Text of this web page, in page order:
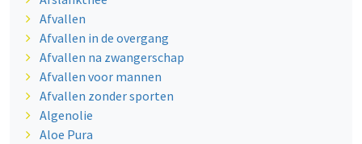
Afvallen
Afvallen in de overgang
Afvallen na zwangerschap
Afvallen voor mannen
Afvallen zonder sporten
Algenolie
Aloe Pura